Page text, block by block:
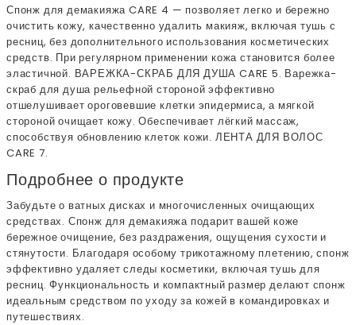
Спонж для демакияжа CARE 4 — позволяет легко и бережно
очистить кожу, качественно удалить макияж, включая тушь с
ресниц, без дополнительного использования косметических
средств. При регулярном применении кожа становится более
эластичной. ВАРЕЖКА-СКРАБ ДЛЯ ДУША CARE 5. Варежка-
скраб для душа рельефной стороной эффективно
отшелушивает ороговевшие клетки эпидермиса, а мягкой
стороной очищает кожу. Обеспечивает лёгкий массаж,
способствуя обновлению клеток кожи. ЛЕНТА ДЛЯ ВОЛОС
CARE 7.
Подробнее о продукте
Забудьте о ватных дисках и многочисленных очищающих
средствах. Спонж для демакияжа подарит вашей коже
бережное очищение, без раздражения, ощущения сухости и
стянутости. Благодаря особому трикотажному плетению, спонж
эффективно удаляет следы косметики, включая тушь для
ресниц. Функциональность и компактный размер делают спонж
идеальным средством по уходу за кожей в командировках и
путешествиях.